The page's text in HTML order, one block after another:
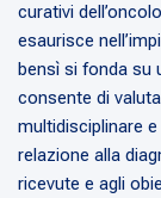
curativi
esaurisce
bensì si fonda su
consente di
multidisciplinare
relazione alla
ricevute e agli